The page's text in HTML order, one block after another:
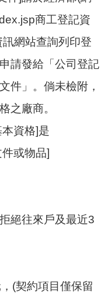
商工登記資
網站查詢列印登
請發給「公司登記
件」。倘未檢附，
之廠商。
資格]是
或物品]
絕往來戶及最近3
(契約項目僅保留